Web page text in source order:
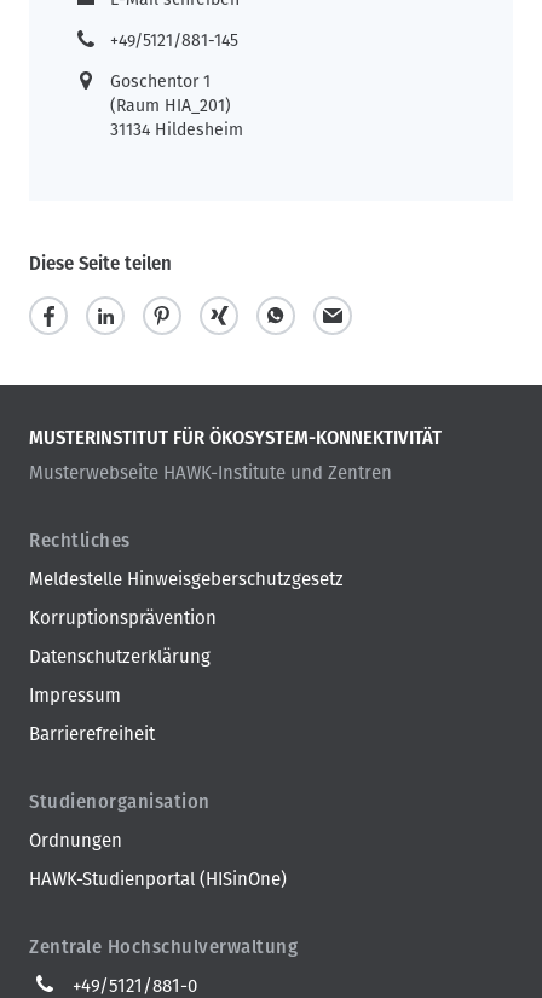
+49/5121/881-145
Goschentor 1
(Raum HIA_201)
31134 Hildesheim
Diese Seite teilen
MUSTERINSTITUT FÜR ÖKOSYSTEM-KONNEKTIVITÄT
Musterwebseite HAWK-Institute und Zentren
Rechtliches
Meldestelle Hinweisgeberschutzgesetz
Korruptionsprävention
Datenschutzerklärung
Impressum
Barrierefreiheit
Studienorganisation
Ordnungen
HAWK-Studienportal (HISinOne)
Zentrale Hochschulverwaltung
+49/5121/881-0